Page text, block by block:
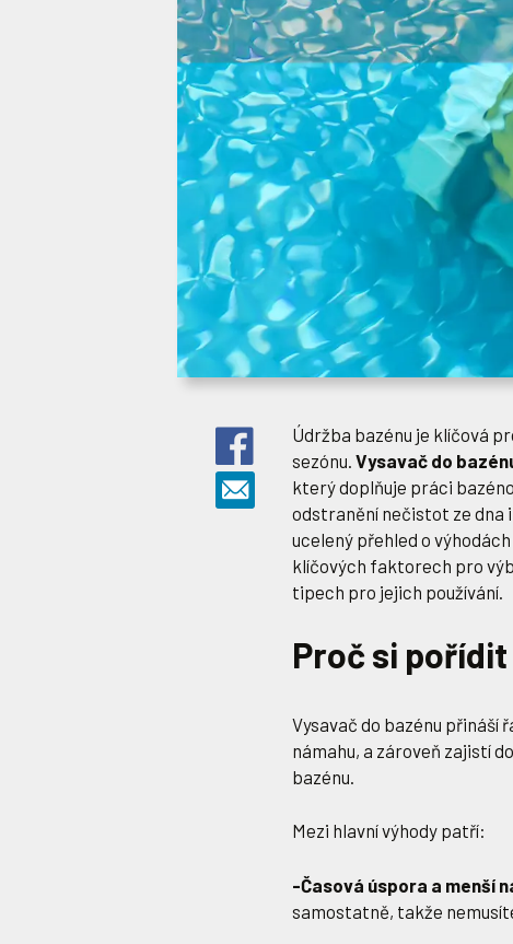
Údržba bazénu je klíčová
sezónu. Vysavač do
který doplňuje práci
odstranění nečistot ze dna
ucelený přehled o
klíčových faktorech pro
tipech pro jejich používání.
Proč si pořídit
Vysavač do bazénu přináší
námahu, a zároveň zajistí
bazénu.
Mezi hlavní výhody patří:
-Časová úspora a menší
samostatně, takže